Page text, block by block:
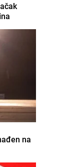
na